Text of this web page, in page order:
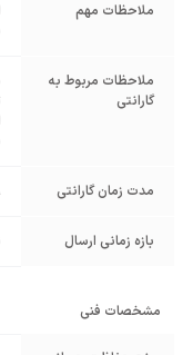
ملاحظات مهم
ملاحظات مربوط به
گارانتی
مدت زمان گارانتی
بازه زمانی ارسال
مشخصات فنی